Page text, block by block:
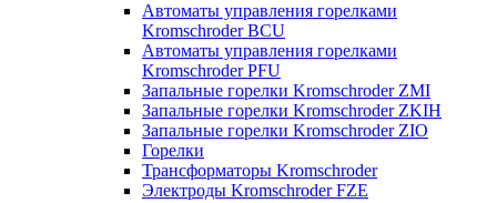
Автоматы управления горелками
Kromschroder BCU
Автоматы управления горелками
Kromschroder PFU
Запальные горелки Kromschroder ZМI
Запальные горелки Kromschroder ZKIH
Запальные горелки Kromschroder ZIO
Горелки
Трансформаторы Kromschroder
Электроды Kromschroder FZE